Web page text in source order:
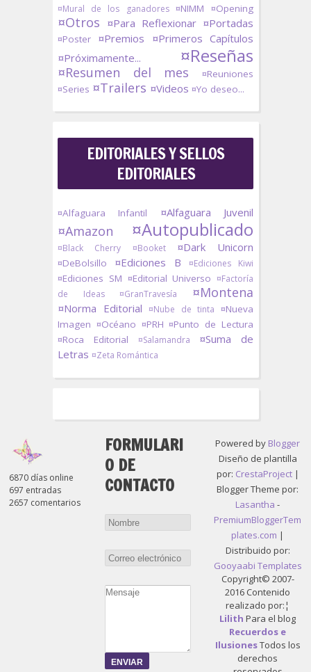
¤Mural de los ganadores ¤NIMM ¤Opening
¤Otros ¤Para Reflexionar ¤Portadas
¤Poster ¤Premios
¤Primeros Capítulos
¤Próximamente...
¤Reseñas
¤Resumen del mes
¤Reuniones
¤Series ¤Trailers ¤Videos ¤Yo deseo...
EDITORIALES Y SELLOS
EDITORIALES
¤Alfaguara Infantil ¤Alfaguara Juvenil
¤Amazon ¤Autopublicado
¤Black Cherry ¤Booket ¤Dark Unicorn
¤DeBolsillo ¤Ediciones B ¤Ediciones Kiwi
¤Ediciones SM ¤Editorial Universo ¤Factoría
de Ideas
¤GranTravesía ¤Montena
¤Norma Editorial ¤Nube de tinta ¤Nueva
Imagen ¤Océano ¤PRH ¤Punto de Lectura
¤Roca Editorial
¤Salamandra
¤Suma de
Letras ¤Zeta Romántica
6870 días online
697 entradas
2657 comentarios
FORMULARI
O DE
CONTACTO
Powered by Blogger
Diseño de plantilla
por: CrestaProject|
Blogger Theme por:
Lasantha -
PremiumBloggerTem
plates.com |
Distribuido por:
Gooyaabi Templates
Copyright© 2007-
2016 Contenido
realizado por:¦
Lilith Para el blog
Recuerdos e
IlusionesTodos los
derechos